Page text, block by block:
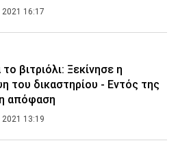
16:17
το βιτριόλι: Ξεκίνησε η
του δικαστηρίου - Εντός της
απόφαση
13:19